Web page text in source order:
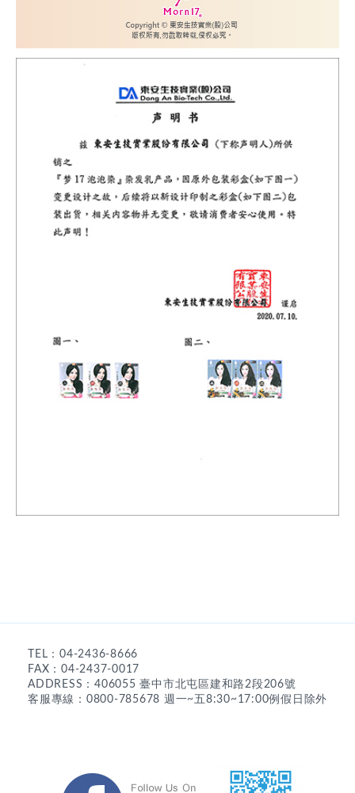
TEL：04-2436-8666
FAX：04-2437-0017
ADDRESS：406055 臺中市北屯區建和路2段206號
客服專線：0800-785678 週一~五8:30~17:00例假日除外